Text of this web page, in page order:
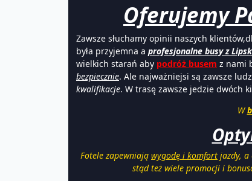
Oferujemy
Zawsze słuchamy opinii naszych
była przyjemna a profesjonalne busy z
wielkich starań aby podróż busem z nami
bezpiecznie. Ale najważniejsi są zawsze
kwalifikacje. W trasę zawsze jedzie dwóch
W
Fotele zapewniają wygodę i komfort jazdy, a
stąd też wiele promocji i